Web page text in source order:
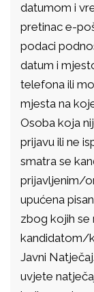
datumom i
pretinac e-
podaci
datum i
telefona ili
mjesta na
Osoba koja
prijavu ili ne
smatra se
prijavljenim/
upućena
zbog kojih se
kandidatom/
Javni
uvjete